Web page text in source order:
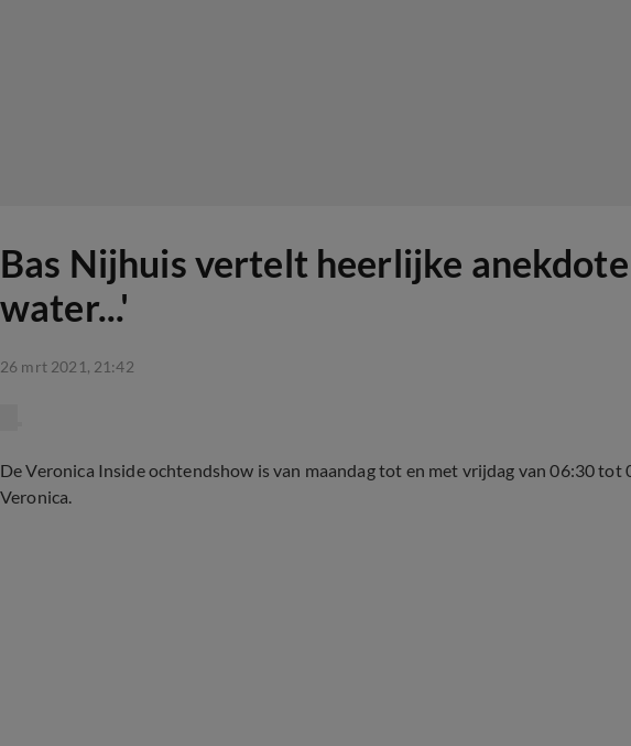
Bas Nijhuis vertelt heerlijke
water...'
26 mrt 2021, 21:42
De Veronica Inside ochtendshow is van maandag tot en met vrijdag van 06:30 tot
Veronica.